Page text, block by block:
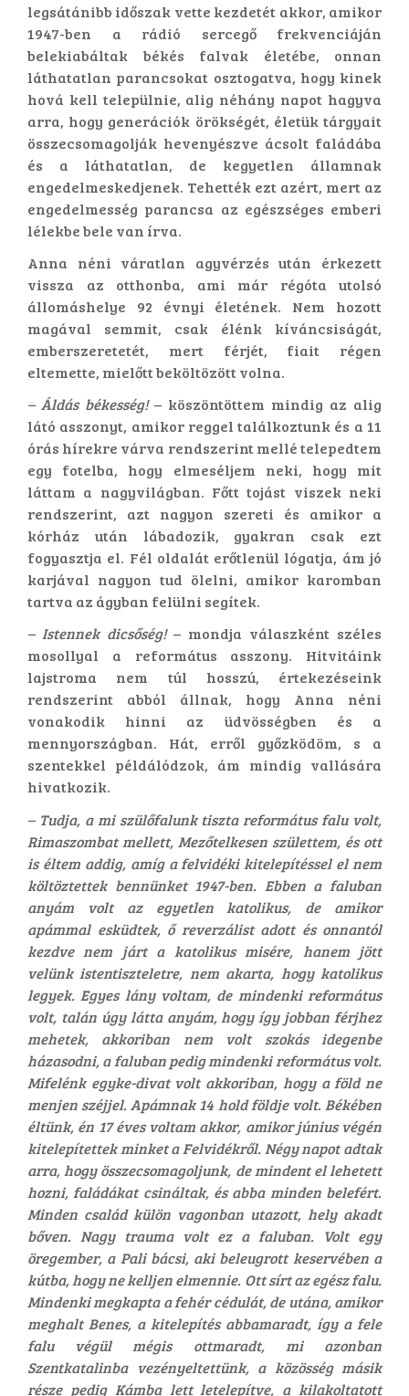
legsátánibb időszak vette kezdetét akkor, amikor
1947-ben a rádió sercegő frekvenciáján
belekiabáltak békés falvak életébe, onnan
láthatatlan parancsokat osztogatva, hogy kinek
hová kell települnie, alig néhány napot hagyva
arra, hogy generációk örökségét, életük tárgyait
összecsomagolják hevenyészve ácsolt faládába
és a láthatatlan, de kegyetlen államnak
engedelmeskedjenek. Tehették ezt azért, mert az
engedelmesség parancsa az egészséges emberi
lélekbe bele van írva.
Anna néni váratlan agyvérzés után érkezett
vissza az otthonba, ami már régóta utolsó
állomáshelye 92 évnyi életének. Nem hozott
magával semmit, csak élénk kíváncsiságát,
emberszeretetét, mert férjét, fiait régen
eltemette, mielőtt beköltözött volna.
– Áldás békesség!– köszöntöttem mindig az alig
látó asszonyt, amikor reggel találkoztunk és a 11
órás hírekre várva rendszerint mellé telepedtem
egy fotelba, hogy elmeséljem neki, hogy mit
láttam a nagyvilágban. Főtt tojást viszek neki
rendszerint, azt nagyon szereti és amikor a
kórház után lábadozik, gyakran csak ezt
fogyasztja el. Fél oldalát erőtlenül lógatja, ám jó
karjával nagyon tud ölelni, amikor karomban
tartva az ágyban felülni segítek.
– Istennek dicsőség!– mondja válaszként széles
mosollyal a református asszony. Hitvitáink
lajstroma nem túl hosszú, értekezéseink
rendszerint abból állnak, hogy Anna néni
vonakodik hinni az üdvösségben és a
mennyországban. Hát, erről győzködöm, s a
szentekkel példálódzok, ám mindig vallására
hivatkozik.
– Tudja, a mi szülőfalunk tiszta református falu volt,
Rimaszombat mellett, Mezőtelkesen születtem, és ott
is éltem addig, amíg a felvidéki kitelepítéssel el nem
költöztettek bennünket 1947-ben. Ebben a faluban
anyám volt az egyetlen katolikus, de amikor
apámmal esküdtek, ő reverzálist adott és onnantól
kezdve nem járt a katolikus misére, hanem jött
velünk istentiszteletre, nem akarta, hogy katolikus
legyek. Egyes lány voltam, de mindenki református
volt, talán úgy látta anyám, hogy így jobban férjhez
mehetek, akkoriban nem volt szokás idegenbe
házasodni, a faluban pedig mindenki református volt.
Mifelénk egyke-divat volt akkoriban, hogy a föld ne
menjen széjjel. Apámnak 14 hold földje volt. Békében
éltünk, én 17 éves voltam akkor, amikor június végén
kitelepítettek minket a Felvidékről. Négy napot adtak
arra, hogy összecsomagoljunk, de mindent el lehetett
hozni, faládákat csináltak, és abba minden belefért.
Minden család külön vagonban utazott, hely akadt
bőven. Nagy trauma volt ez a faluban. Volt egy
öregember, a Pali bácsi, aki beleugrott keservében a
kútba, hogy ne kelljen elmennie. Ott sírt az egész falu.
Mindenki megkapta a fehér cédulát, de utána, amikor
meghalt Benes, a kitelepítés abbamaradt, így a fele
falu végül mégis ottmaradt, mi azonban
Szentkatalinba vezényeltettünk, a közösség másik
része pedig Kámba lett letelepítve, a kilakoltatott